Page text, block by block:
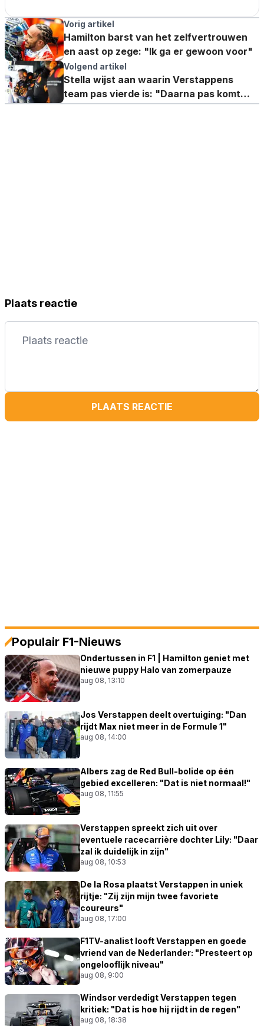
Vorig artikel
Hamilton barst van het zelfvertrouwen
en aast op zege: "Ik ga er gewoon voor"
Volgend artikel
Stella wijst aan waarin Verstappens
team pas vierde is: "Daarna pas komt
Red Bull"
Plaats reactie
PLAATS REACTIE
Populair F1-Nieuws
Ondertussen in F1 | Hamilton geniet met
nieuwe puppy Halo van zomerpauze
aug 08, 13:10
Jos Verstappen deelt overtuiging: "Dan
rijdt Max niet meer in de Formule 1"
aug 08, 14:00
Albers zag de Red Bull-bolide op één
gebied excelleren: "Dat is niet normaal!"
aug 08, 11:55
Verstappen spreekt zich uit over
eventuele racecarrière dochter Lily: "Daar
zal ik duidelijk in zijn"
aug 08, 10:53
De la Rosa plaatst Verstappen in uniek
rijtje: "Zij zijn mijn twee favoriete
coureurs"
aug 08, 17:00
F1TV-analist looft Verstappen en goede
vriend van de Nederlander: "Presteert op
ongelooflijk niveau"
aug 08, 9:00
Windsor verdedigt Verstappen tegen
kritiek: "Dat is hoe hij rijdt in de regen"
aug 08, 18:38